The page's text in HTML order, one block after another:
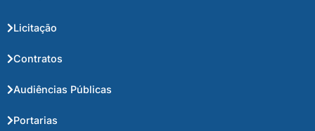
Licitação
Contratos
Audiências Públicas
Portarias